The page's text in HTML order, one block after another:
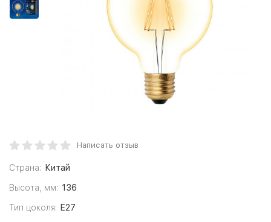
Написать отзыв
Страна: Китай
Высота, мм: 136
Тип цоколя: E27